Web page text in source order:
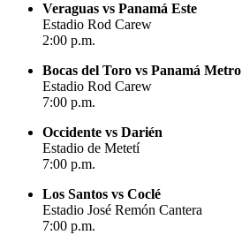
Veraguas vs Panamá Este
Estadio Rod Carew
2:00 p.m.
Bocas del Toro vs Panamá Metro
Estadio Rod Carew
7:00 p.m.
Occidente vs Darién
Estadio de Metetí
7:00 p.m.
Los Santos vs Coclé
Estadio José Remón Cantera
7:00 p.m.